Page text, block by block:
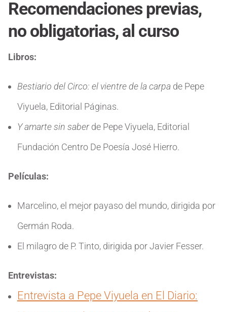
Recomendaciones previas,
no obligatorias, al curso
Libros:
Bestiario del Circo: el vientre de la carpa de Pepe
Viyuela, Editorial Páginas.
Y amarte sin saberde Pepe Viyuela, Editorial
Fundación Centro De Poesía José Hierro.
Películas:
Marcelino, el mejor payaso del mundo, dirigida por
Germán Roda.
El milagro de P. Tinto, dirigida por Javier Fesser.
Entrevistas:
Entrevista a Pepe Viyuela en El Diario: